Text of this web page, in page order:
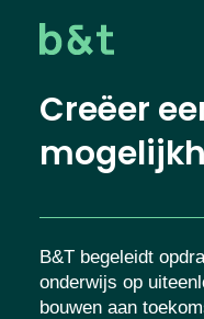
Creëer
B&T begeleidt
onderwijs op
bouwen aan